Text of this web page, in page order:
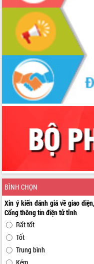
BÌNH CHỌN
Xin ý kiến đánh giá về giao
Cổng thông tin điện tử tỉnh
Rất tốt
Tốt
Trung bình